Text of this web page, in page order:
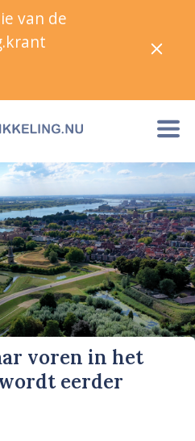
voren in het
eerder
van de